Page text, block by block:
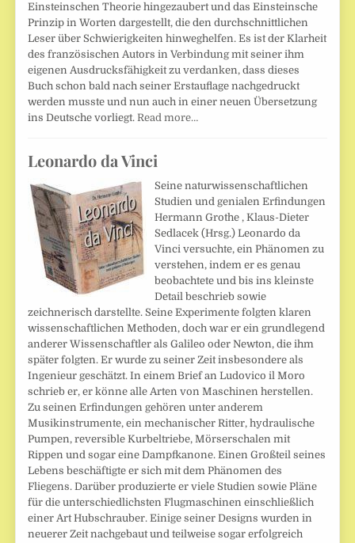
Einsteinschen Theorie hingezaubert und das Einsteinsche
Prinzip in Worten dargestellt, die den durchschnittlichen
Leser über Schwierigkeiten hinweghelfen. Es ist der Klarheit
des französischen Autors in Verbindung mit seiner ihm
eigenen Ausdrucksfähigkeit zu verdanken, dass dieses
Buch schon bald nach seiner Erstauflage nachgedruckt
werden musste und nun auch in einer neuen Übersetzung
ins Deutsche vorliegt.Read more…
Leonardo da Vinci
Seine naturwissenschaftlichen
Studien und genialen Erfindungen
Hermann Grothe , Klaus-Dieter
Sedlacek (Hrsg.) Leonardo da
Vinci versuchte, ein Phänomen zu
verstehen, indem er es genau
beobachtete und bis ins kleinste
Detail beschrieb sowie
zeichnerisch darstellte. Seine Experimente folgten klaren
wissenschaftlichen Methoden, doch war er ein grundlegend
anderer Wissenschaftler als Galileo oder Newton, die ihm
später folgten. Er wurde zu seiner Zeit insbesondere als
Ingenieur geschätzt. In einem Brief an Ludovico il Moro
schrieb er, er könne alle Arten von Maschinen herstellen.
Zu seinen Erfindungen gehören unter anderem
Musikinstrumente, ein mechanischer Ritter, hydraulische
Pumpen, reversible Kurbeltriebe, Mörserschalen mit
Rippen und sogar eine Dampfkanone. Einen Großteil seines
Lebens beschäftigte er sich mit dem Phänomen des
Fliegens. Darüber produzierte er viele Studien sowie Pläne
für die unterschiedlichsten Flugmaschinen einschließlich
einer Art Hubschrauber. Einige seiner Designs wurden in
neuerer Zeit nachgebaut und teilweise sogar erfolgreich